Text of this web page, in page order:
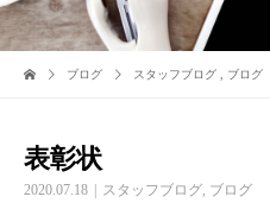
ブログ スタッフブログ ブログ
表彰状
2020.07.18 スタッフブログ, ブログ